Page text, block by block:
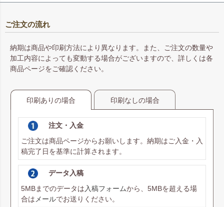
ご注文の流れ
納期は商品や印刷方法により異なります。また、ご注文の数量や
加工内容によっても変動する場合がございますので、詳しくは各
商品ページをご確認ください。
印刷ありの場合 印刷なしの場合
注文・入金
ご注文は商品ページからお願いします。納期はご入金・入
稿完了日を基準に計算されます。
データ入稿
5MBまでのデータは 入稿フォームから、5MBを超える場
合は メールでお送りください。